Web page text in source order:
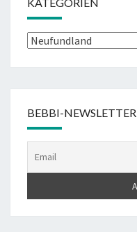
Kategorien
BEBBI-NEWSLETTER